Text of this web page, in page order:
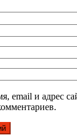
email и адрес